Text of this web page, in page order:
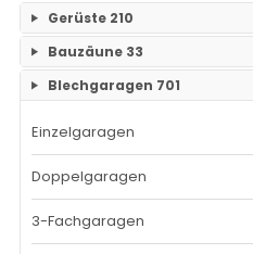
Gerüste 210
RAM- 1 Gerüst Breite 73
Bauzäune 33
Einzelteile Bauzäune
Bauzäune SET
Blechgaragen 701
Einzelgaragen
Doppelgaragen
3-Fachgaragen